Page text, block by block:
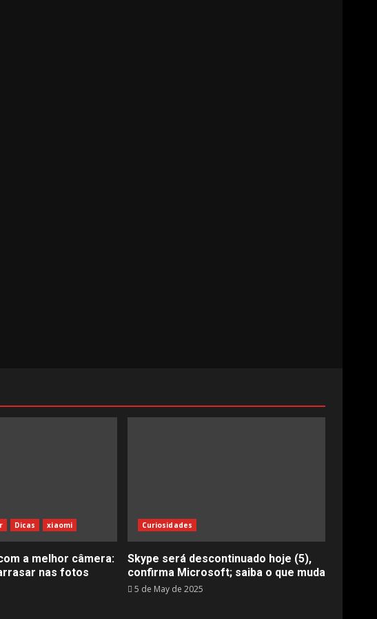
Dicas xiaomi
a melhor câmera:
nas fotos
Curiosidades
Skype será descontinuado hoje (5),
confirma Microsoft; saiba o que muda
5 de May de 2025